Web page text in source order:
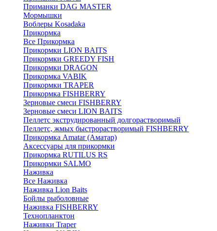
Приманки DAG MASTER
Мормышки
Воблеры Kosadaka
Прикормка
Все Прикормка
Прикормки LION BAITS
Прикормки GREEDY FISH
Прикормки DRAGON
Прикормка VABIK
Прикормки TRAPER
Прикормка FISHBERRY
Зерновые смеси FISHBERRY
Зерновые смеси LION BAITS
Пеллетс экструдированный долгорастворимый
Пеллетс, жмых быстрорастворимый FISHBERRY
Прикормка Amatar (Аматар)
Аксессуары для прикормки
Прикормка RUTILUS RS
Прикормки SALMO
Наживка
Все Наживка
Наживка Lion Baits
Бойлы рыболовные
Наживка FISHBERRY
Технопланктон
Наживки Traper